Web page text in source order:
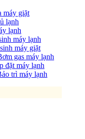
máy giặt
lạnh
lạnh
máy lạnh
máy giặt
gas máy lạnh
đặt máy lạnh
trì máy lạnh